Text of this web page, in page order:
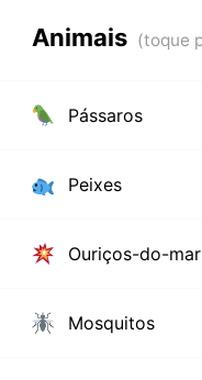
Animais
Pássaros
Peixes
Ouriços-do-mar
Mosquitos